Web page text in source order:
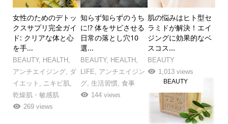
女性のためのデトッ
クスサプリ完全ガイ
ド: クリアな体と心
を手...
BEAUTY, HEALTH,
アンチエイジング,
ダ
イエット
ニキビ肌,
乾燥肌・敏感肌
269 views
知らず知らずのうち
に!? 体をサビさせる
日常の落とし穴10
選...
BEAUTY, HEALTH,
LIFE
アンチエイジン
グ, 生活習慣, 食事
144 views
肌の悩みはヒト型セ
ラミドが解決！エイ
ジングに効果的なベ
スコス...
BEAUTY
1,013 views
BEAUTY